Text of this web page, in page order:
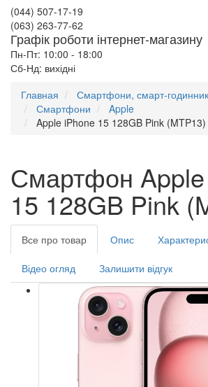
(044) 507-17-19
(063) 263-77-62
Графік роботи інтернет-магазину
Пн-Пт: 10:00 - 18:00
Сб-Нд: вихідні
Главная
Смартфони, смарт-
Смартфони
Apple
Apple iPhone 15 128GB Pink (MTP13)
Смартфон
15 128GB Pink
Все про товар Опис
Відео огляд Залишити відгук